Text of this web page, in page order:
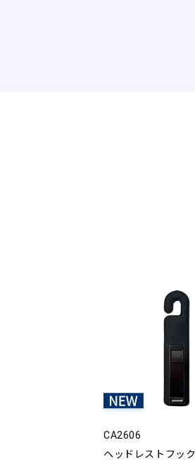
CA2606
ヘッドレストフック